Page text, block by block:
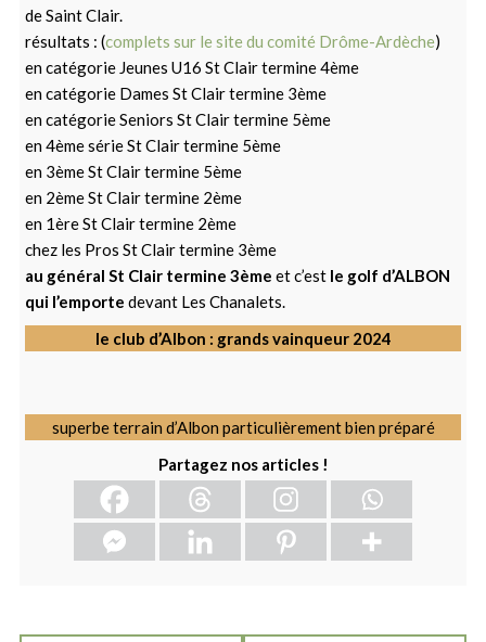
de Saint Clair.
résultats : (complets sur le site du comité Drôme-Ardèche)
en catégorie Jeunes U16 St Clair termine 4ème
en catégorie Dames St Clair termine 3ème
en catégorie Seniors St Clair termine 5ème
en 4ème série St Clair termine 5ème
en 3ème St Clair termine 5ème
en 2ème St Clair termine 2ème
en 1ère St Clair termine 2ème
chez les Pros St Clair termine 3ème
au général St Clair termine 3ème et c’estle golf d’ALBON
qui l’emporte devant Les Chanalets.
le club d’Albon : grands vainqueur 2024
superbe terrain d’Albon particulièrement bien préparé
Partagez nos articles !